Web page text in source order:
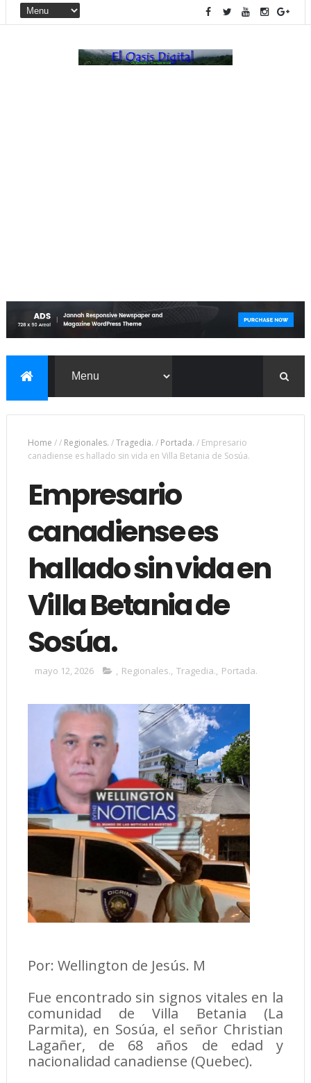
Home // Regionales. /Tragedia. / Portada. / Empresario
canadiense es hallado sin vida en Villa Betania de Sosúa.
Empresario
canadiense es
hallado sin vida en
Villa Betania de
Sosúa.
mayo 12, 2026 , Regionales., Tragedia., Portada.
Por: Wellington de Jesús. M
Fue encontrado sin signos vitales en la
comunidad de Villa Betania (La
Parmita), en Sosúa, el señor Christian
Lagañer, de 68 años de edad y
nacionalidad canadiense (Quebec).